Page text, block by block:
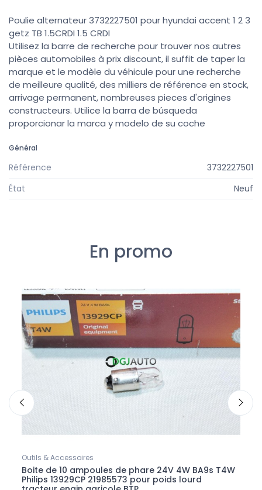
Poulie alternateur 3732227501 pour hyundai accent 1 2 3
getz TB 1.5CRDI 1.5 CRDI
Utilisez la barre de recherche pour trouver nos autres
pièces automobiles à prix discount, il suffit de taper la
marque et le modèle du véhicule pour une recherche
de meilleure qualité, des milliers de référence en stock,
arrivage permanent, nombreuses pieces d'origines
constructeurs. Utilice la barra de búsqueda
proporcionar la marca y modelo de su coche
Général
Référence
3732227501
État
Neuf
En promo
Outils & Accessoires
Boite de 10 ampoules de phare 24V 4W BA9s T4W
Philips 13929CP 21985573 pour poids lourd